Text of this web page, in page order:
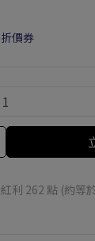
價券
利 262 點 (約等